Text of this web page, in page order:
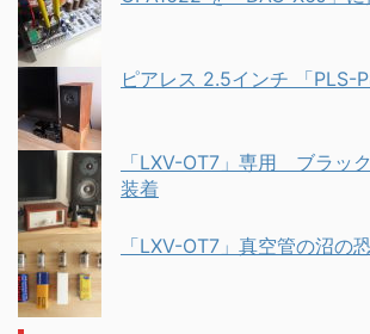
ピアレス 2.5インチ 「PLS-
「LXV-OT7」専用 ブラッ
装着
「LXV-OT7」真空管の沼の